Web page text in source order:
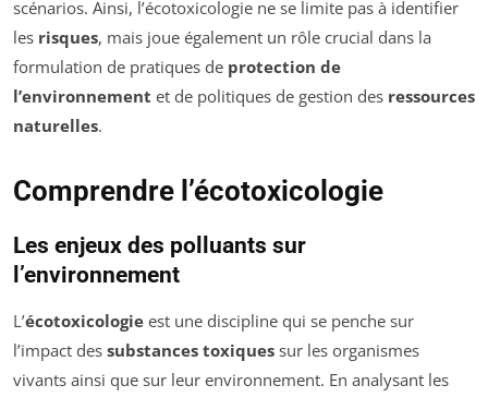
scénarios. Ainsi, l’écotoxicologie ne se limite pas à identifier
les risques, mais joue également un rôle crucial dans la
formulation de pratiques de protection de
l’environnement et de politiques de gestion des ressources
naturelles.
Comprendre l’écotoxicologie
Les enjeux des polluants sur
l’environnement
L’écotoxicologie est une discipline qui se penche sur
l’impact des substances toxiques sur les organismes
vivants ainsi que sur leur environnement. En analysant les